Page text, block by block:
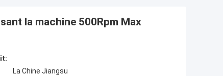
la machine 500Rpm Max
La Chine Jiangsu